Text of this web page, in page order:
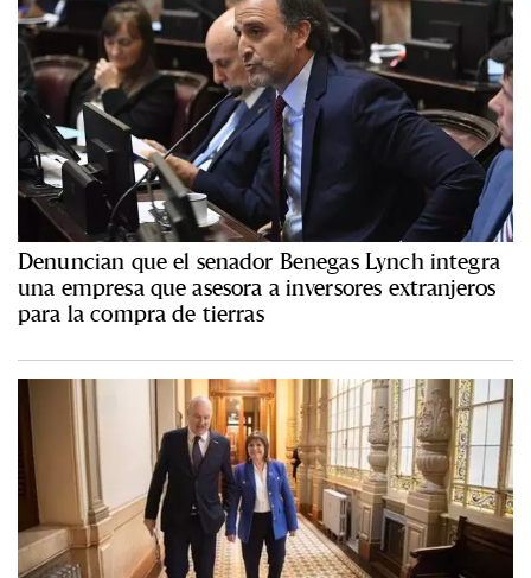
Denuncian que el senador Benegas Lynch integra
una empresa que asesora a inversores extranjeros
para la compra de tierras